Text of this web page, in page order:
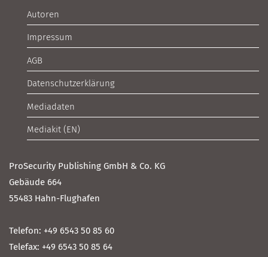
Autoren
Impressum
AGB
Datenschutzerklärung
Mediadaten
Mediakit (EN)
ProSecurity Publishing GmbH & Co. KG
Gebäude 664
55483 Hahn-Flughafen
Telefon: +49 6543 50 85 60
Telefax: +49 6543 50 85 64